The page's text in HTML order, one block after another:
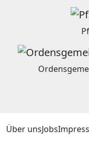
Über unsJobs